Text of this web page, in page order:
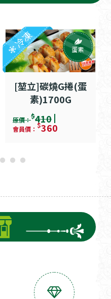
[堃立]碳燒G捲(蛋
素)1700G
原價：$410
會員價： $360
冷凍 蛋素